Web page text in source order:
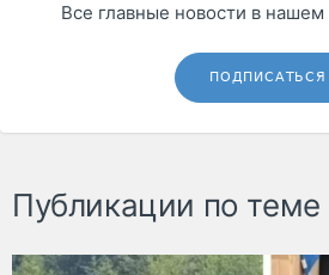
Все главные новости в нашем
ПОДПИСАТЬСЯ
Публикации по теме